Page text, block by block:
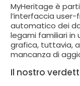
MyHeritage è
l’interfaccia
automatico dei
legami familiari in
grafica, tuttavia,
mancanza di
Il nostro